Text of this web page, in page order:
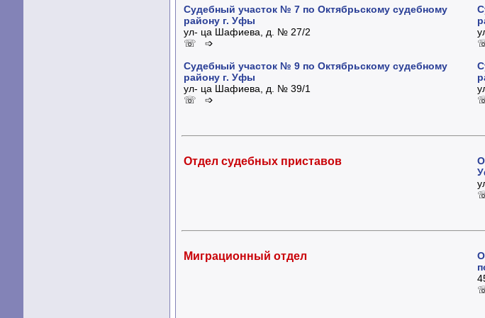
Судебный участок № 7 по Октябрьскому судебному
району г. Уфы
ул- ца Шафиева, д. № 27/2
☏ ➩
Судебный участок № 9 по Октябрьскому судебному
району г. Уфы
ул- ца Шафиева, д. № 39/1
☏ ➩
Отдел судебных приставов
Миграционный отдел